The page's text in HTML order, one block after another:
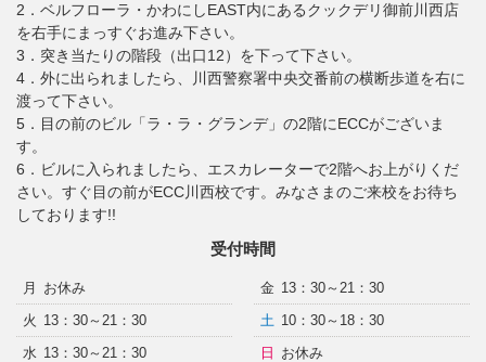
2．ベルフローラ・かわにしEAST内にあるクックデリ御前川西店
を右手にまっすぐお進み下さい。
3．突き当たりの階段（出口12）を下って下さい。
4．外に出られましたら、川西警察署中央交番前の横断歩道を右に
渡って下さい。
5．目の前のビル「ラ・ラ・グランデ」の2階にECCがございま
す。
6．ビルに入られましたら、エスカレーターで2階へお上がりくだ
さい。すぐ目の前がECC川西校です。みなさまのご来校をお待ち
しております!!
受付時間
月
お休み
火 13：30～21：30
水 13：30～21：30
金 13：30～21：30
土 10：30～18：30
日
お休み